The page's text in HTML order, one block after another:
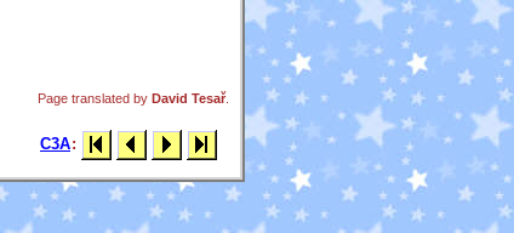
Page translated by David Tesař
C3A: